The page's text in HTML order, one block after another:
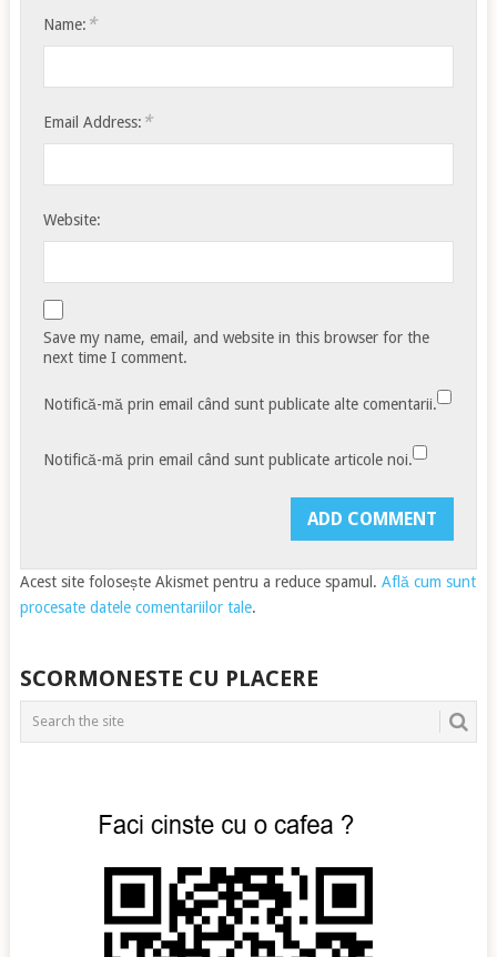
Name: *
Email Address: *
Website:
Save my name, email, and website in this browser for the
next time I comment.
Notifică-mă prin email când sunt publicate alte comentarii.
Notifică-mă prin email când sunt publicate articole noi.
Acest site folosește Akismet pentru a reduce spamul. Află cum sunt
procesate datele comentariilor tale.
SCORMONESTE CU PLACERE